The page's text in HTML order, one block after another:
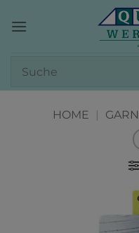
Inhalt
HOME |